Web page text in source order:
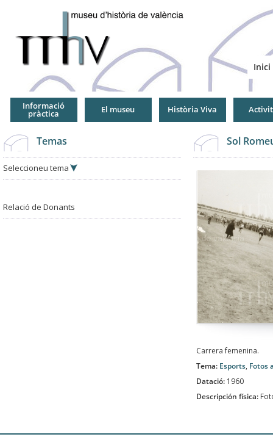
Inici
Informació
pràctica El museu Història Viva
Temas
Seleccioneu tema
Relació de Donants
Sol
Carrera femenina.
Tema: Esports, Fotos
Datació: 1960
Descripción física: